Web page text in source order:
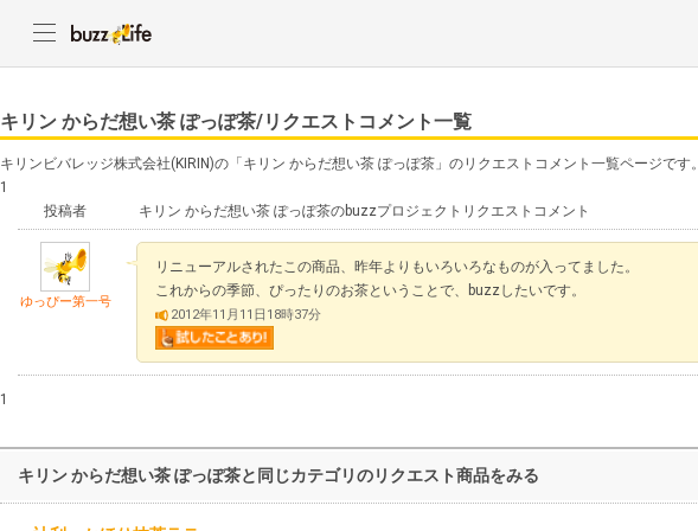
キリン からだ想い茶 ぽっぽ茶/リクエストコメント一覧
キリンビバレッジ株式会社(KIRIN)の「キリン からだ想い茶 ぽっぽ茶」のリクエストコメント一覧ページです。
1
投稿者
キリン からだ想い茶 ぽっぽ茶のbuzzプロジェクトリクエストコメント
ゆっぴー第一号
リニューアルされたこの商品、昨年よりもいろいろなものが入ってました。
これからの季節、ぴったりのお茶ということで、buzzしたいです。
2012年11月11日18時37分
1
キリン からだ想い茶 ぽっぽ茶と同じカテゴリのリクエスト商品をみる